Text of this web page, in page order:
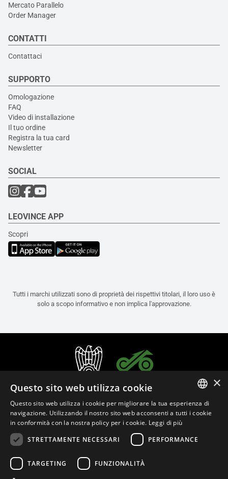
Mercato Parallelo
Order Manager
CONTATTI
Contattaci
SUPPORTO
Omologazione
FAQ
Video di installazione
Il tuo ordine
Registra la tua card
Newsletter
SOCIAL
LEOVINCE APP
Scopri
Tutti i marchi utilizzati sono di proprietà dei rispettivi titolari, il loro uso è
solo a scopo informativo e non implica l'approvazione.
ITALIAN
×
Questo sito web utilizza cookie
Questo sito web utilizza i cookie per migliorare la tua esperienza di
navigazione. Utilizzando il nostro sito web acconsenti a tutti i cookie
in conformità con la nostra policy per i cookie. Leggi di più
STRETTAMENTE NECESSARI
PERFORMANCE
TARGETING FUNZIONALITÀ